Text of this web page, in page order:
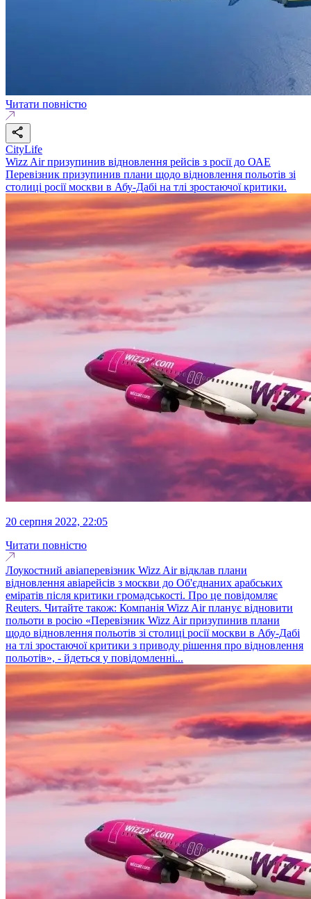
Читати повністю
CityLife
Wizz Air призупинив відновлення рейсів з росії до ОАЕ
Перевізник призупинив плани щодо відновлення польотів зі
столиці росії москви в Абу-Дабі на тлі зростаючої критики.
20 серпня 2022, 22:05
Читати повністю
Лоукостний авіаперевізник Wizz Air відклав плани
відновлення авіарейсів з москви до Об'єднаних арабських
еміратів після критики громадськості. Про це повідомляє
Reuters. Читайте також: Компанія Wizz Air планує відновити
польоти в росію «Перевізник Wizz Air призупинив плани
щодо відновлення польотів зі столиці росії москви в Абу-Дабі
на тлі зростаючої критики з приводу рішення про відновлення
польотів», - йдеться у повідомленні...